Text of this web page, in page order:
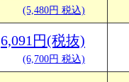
(5,480円 税込)
6,091円(税抜)
(6,700円 税込)